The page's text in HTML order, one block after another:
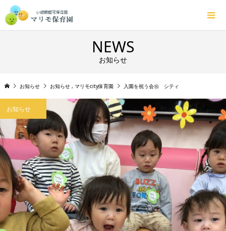
NEWS
お知らせ
お知らせ お知らせ , マリモcity保育園 入園を祝う会㊗️ シティ
お知らせ